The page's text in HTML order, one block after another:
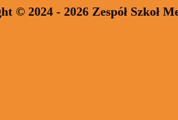
© 2024 - 2026 Zespół Szkoł